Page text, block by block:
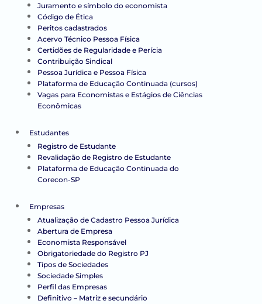
Juramento e símbolo do economista
Código de Ética
Peritos cadastrados
Acervo Técnico Pessoa Física
Certidões de Regularidade e Perícia
Contribuição Sindical
Pessoa Jurídica e Pessoa Física
Plataforma de Educação Continuada (cursos)
Vagas para Economistas e Estágios de Ciências
Econômicas
Estudantes
Registro de Estudante
Revalidação de Registro de Estudante
Plataforma de Educação Continuada do
Corecon-SP
Empresas
Atualização de Cadastro Pessoa Jurídica
Abertura de Empresa
Economista Responsável
Obrigatoriedade do Registro PJ
Tipos de Sociedades
Sociedade Simples
Perfil das Empresas
Definitivo – Matriz e secundário